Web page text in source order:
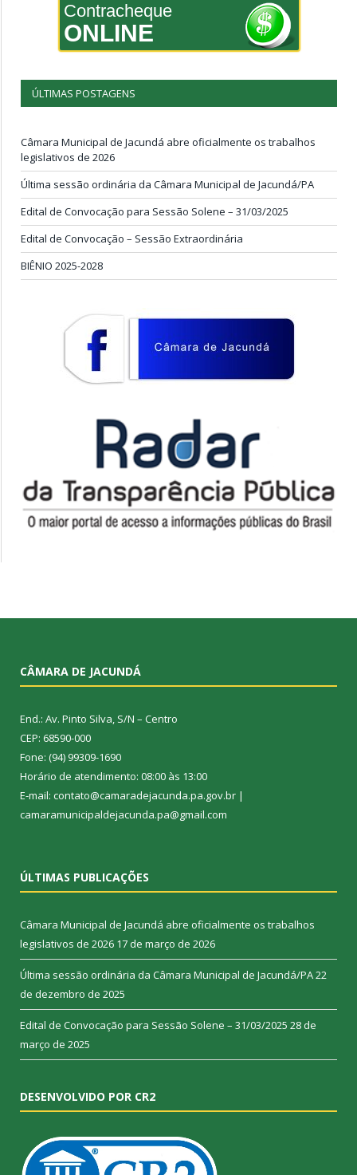
Contracheque
ONLINE
ÚLTIMAS POSTAGENS
Câmara Municipal de Jacundá abre oficialmente os trabalhos
legislativos de 2026
Última sessão ordinária da Câmara Municipal de Jacundá/PA
Edital de Convocação para Sessão Solene – 31/03/2025
Edital de Convocação – Sessão Extraordinária
BIÊNIO 2025-2028
CÂMARA DE JACUNDÁ
End.: Av. Pinto Silva, S/N – Centro
CEP: 68590-000
Fone: (94) 99309-1690
Horário de atendimento: 08:00 às 13:00
E-mail: contato@camaradejacunda.pa.gov.br |
camaramunicipaldejacunda.pa@gmail.com
ÚLTIMAS PUBLICAÇÕES
Câmara Municipal de Jacundá abre oficialmente os trabalhos
legislativos de 2026 17 de março de 2026
Última sessão ordinária da Câmara Municipal de Jacundá/PA22
de dezembro de 2025
Edital de Convocação para Sessão Solene – 31/03/2025 28 de
março de 2025
DESENVOLVIDO POR CR2